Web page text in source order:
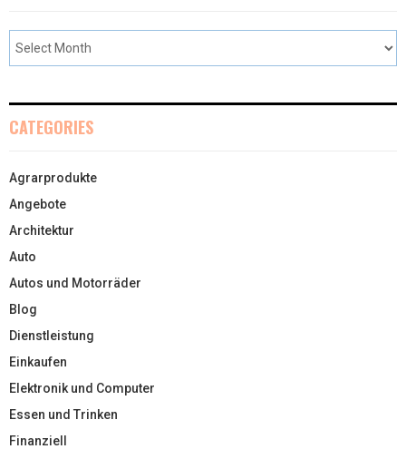
CATEGORIES
Agrarprodukte
Angebote
Architektur
Auto
Autos und Motorräder
Blog
Dienstleistung
Einkaufen
Elektronik und Computer
Essen und Trinken
Finanziell